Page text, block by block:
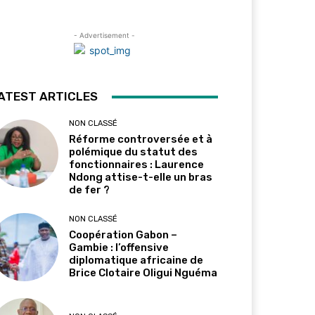
- Advertisement -
ARTICLES
NON CLASSÉ
Réforme controversée et à
polémique du statut des
fonctionnaires : Laurence
Ndong attise-t-elle un bras
de fer ?
NON CLASSÉ
Coopération Gabon –
Gambie : l’offensive
diplomatique africaine de
Brice Clotaire Oligui Nguéma